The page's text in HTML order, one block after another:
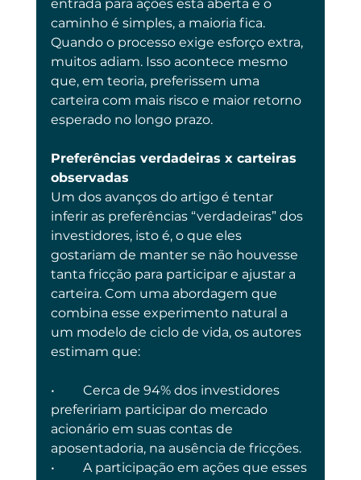
entrada para ações está aberta e o
caminho é simples, a maioria fica.
Quando o processo exige esforço extra,
muitos adiam. Isso acontece mesmo
que, em teoria, preferissem uma
carteira com mais risco e maior retorno
esperado no longo prazo.
Preferências verdadeiras x carteiras
observadas
Um dos avanços do artigo é tentar
inferir as preferências “verdadeiras” dos
investidores, isto é, o que eles
gostariam de manter se não houvesse
tanta fricção para participar e ajustar a
carteira. Com uma abordagem que
combina esse experimento natural a
um modelo de ciclo de vida, os autores
estimam que:
•	Cerca de 94% dos investidores
prefeririam participar do mercado
acionário em suas contas de
aposentadoria, na ausência de fricções.
•	A participação em ações que esses